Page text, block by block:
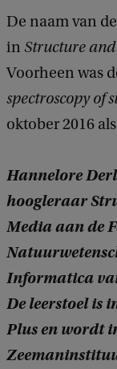
De naam van
in Structure
Voorheen was
spectroscopy of
oktober 2016
Hannelore
hoogleraar
Media aan de
Informatica
De leerstoel is
Plus en wordt